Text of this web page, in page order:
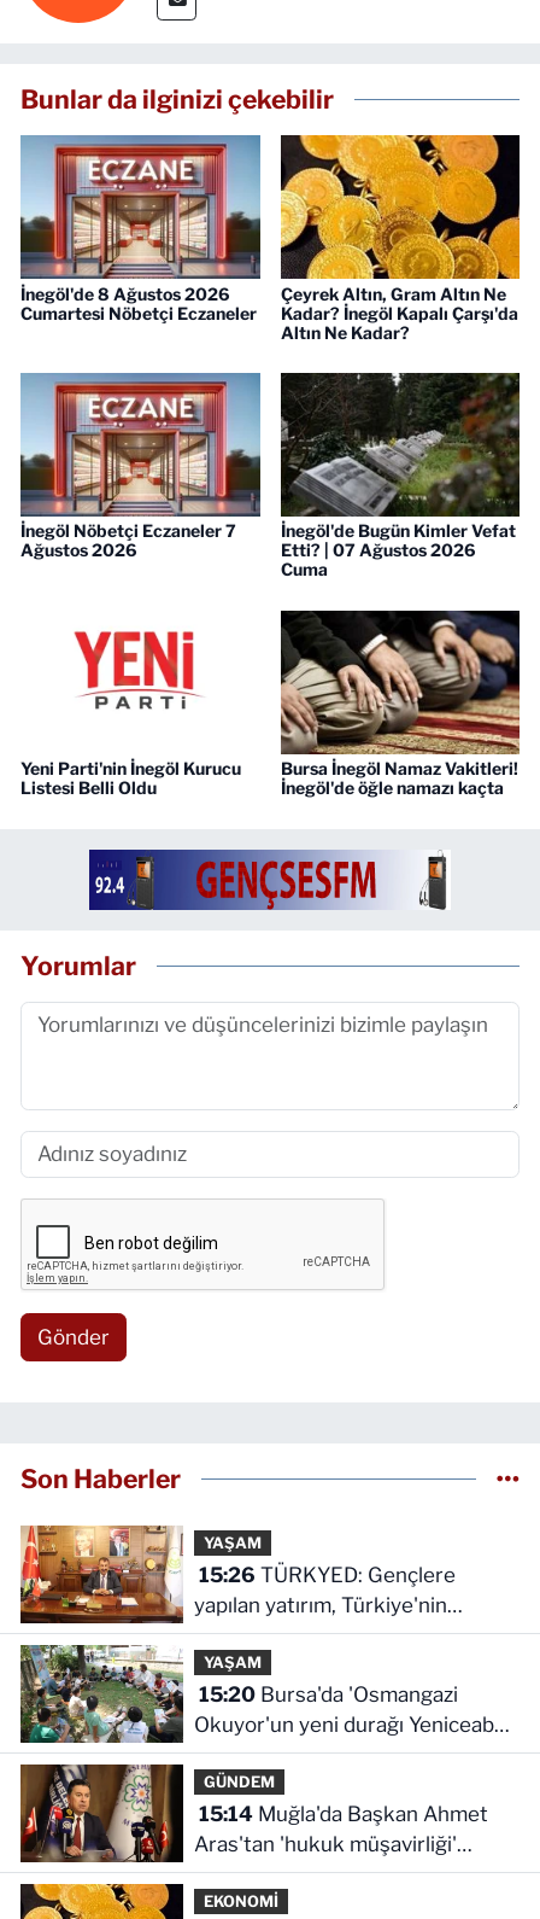
Bunlar da ilginizi çekebilir
İnegöl'de 8 Ağustos 2026
Cumartesi Nöbetçi Eczaneler
Çeyrek Altın, Gram Altın Ne
Kadar? İnegöl Kapalı Çarşı'da
Altın Ne Kadar?
İnegöl Nöbetçi Eczaneler 7
Ağustos 2026
İnegöl'de Bugün Kimler Vefat
Etti? | 07 Ağustos 2026
Cuma
Yeni Parti'nin İnegöl Kurucu
Listesi Belli Oldu
Bursa İnegöl Namaz Vakitleri!
İnegöl'de öğle namazı kaçta
Yorumlar
Gönder
Son Haberler
YAŞAM
15:26
yapılan yatırım, Türkiye'nin
geleceğine yatırımdır
YAŞAM
15:20Bursa'da 'Osmangazi
Okuyor'un yeni durağı Yeniceabat
oldu
GÜNDEM
15:14Muğla'da Başkan Ahmet
Aras'tan 'hukuk müşavirliği'
açıklaması
EKONOMİ